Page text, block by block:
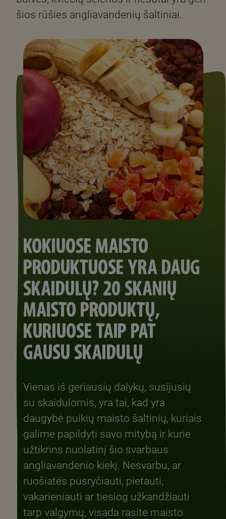
šios rūšies angliavandenių šaltiniai.
KOKIUOSE MAISTO
PRODUKTUOSE YRA DAUG
SKAIDULŲ? 20 SKANIŲ
MAISTO PRODUKTŲ,
KURIUOSE TAIP PAT
GAUSU SKAIDULŲ
Vienas iš geriausių dalykų, susijusių
su skaidulomis, yra tai, kad yra
daugybė puikių maisto šaltinių, kuriais
galime papildyti savo mitybą ir kurie
užtikrins nuolatinį šio svarbaus
angliavandenio kiekį. Nesvarbu, ar
ruošiatės pusryčiauti, pietauti,
vakarieniauti ar tiesiog užkandžiauti
tarp valgymų, visada rasite maisto